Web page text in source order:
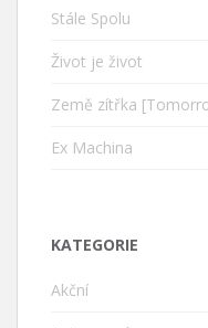
Stále Spolu
Život je život
Země zítřka
Ex Machina
KATEGORIE
Akční